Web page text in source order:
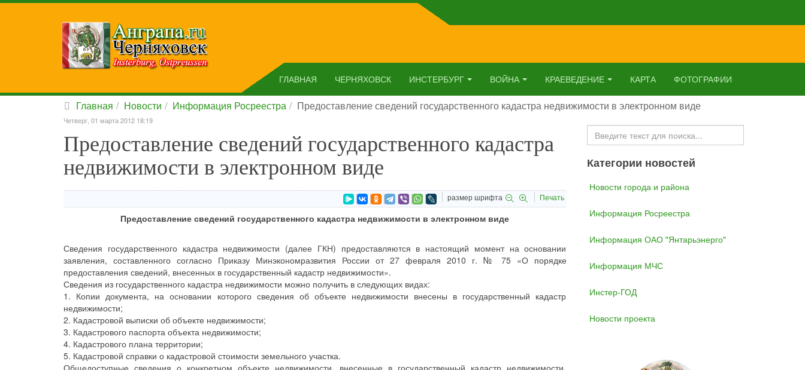
ГЛАВНАЯ ЧЕРНЯХОВСК ИНСТЕРБУРГ ВОЙНА КРАЕВЕДЕНИЕ КАРТА ФОТОГРАФИИ
Главная Новости Информация Росреестра Предоставление сведений государственного кадастра недвижимости в электронном виде
Четверг, 01 марта 2012 18:19
Предоставление сведений государственного кадастра
недвижимости в электронном виде
размер шрифта Печать
Предоставление сведений государственного кадастра недвижимости в электронном виде
Сведения государственного кадастра недвижимости (далее ГКН) предоставляются в настоящий момент на основании
заявления, составленного согласно Приказу Минэкономразвития России от 27 февраля 2010 г. № 75 «О порядке
предоставления сведений, внесенных в государственный кадастр недвижимости».
Сведения из государственного кадастра недвижимости можно получить в следующих видах:
1. Копии документа, на основании которого сведения об объекте недвижимости внесены в государственный кадастр
недвижимости;
2. Кадастровой выписки об объекте недвижимости;
3. Кадастрового паспорта объекта недвижимости;
4. Кадастрового плана территории;
5. Кадастровой справки о кадастровой стоимости земельного участка.
Общедоступные сведения о конкретном объекте недвижимости, внесенные в государственный кадастр недвижимости,
Искать...
Категории новостей
Новости города и района
Информация Росреестра
Информация ОАО "Янтарьэнерго"
Информация МЧС
Инстер-ГОД
Новости проекта